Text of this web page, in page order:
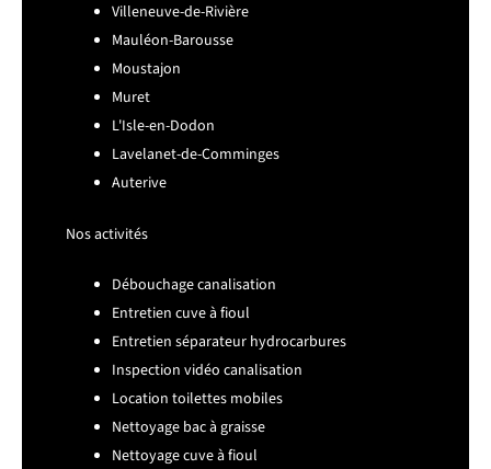
Villeneuve-de-Rivière
Mauléon-Barousse
Moustajon
Muret
L'Isle-en-Dodon
Lavelanet-de-Comminges
Auterive
Nos activités
Débouchage canalisation
Entretien cuve à fioul
Entretien séparateur hydrocarbures
Inspection vidéo canalisation
Location toilettes mobiles
Nettoyage bac à graisse
Nettoyage cuve à fioul